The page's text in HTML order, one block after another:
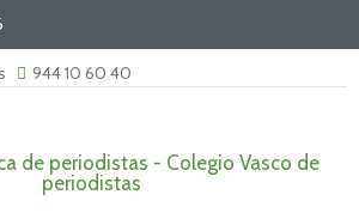
944 10 60 40
de periodistas - Colegio Vasco de
periodistas